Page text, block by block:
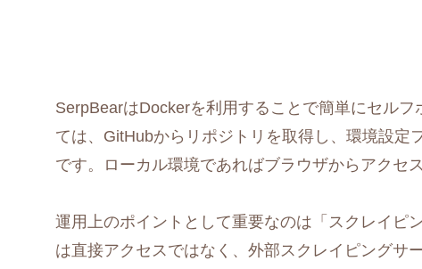
SerpBearはDockerを利用することで簡単にセル
ては、GitHubからリポジトリを取得し、環境設定
です。ローカル環境であればブラウザからアクセ
運用上のポイントとして重要なのは「スクレイピ
は直接アクセスではなく、外部スクレイピングサ